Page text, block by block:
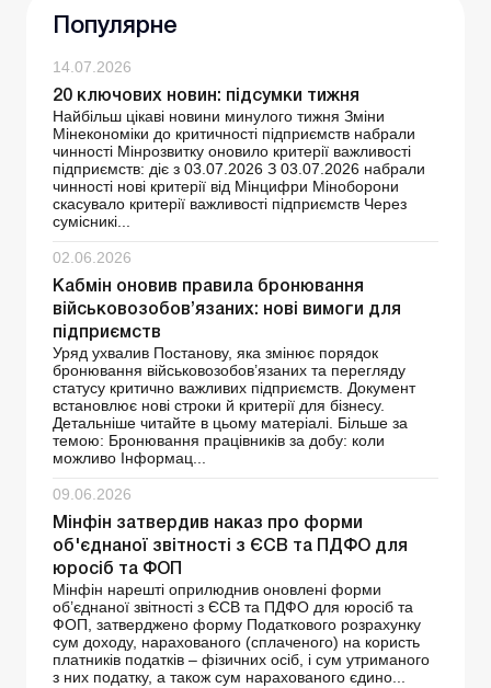
Популярне
14.07.2026
20 ключових новин: підсумки тижня
Найбільш цікаві новини минулого тижня Зміни
Мінекономіки до критичності підприємств набрали
чинності Мінрозвитку оновило критерії важливості
підприємств: діє з 03.07.2026 З 03.07.2026 набрали
чинності нові критерії від Мінцифри Міноборони
скасувало критерії важливості підприємств Через
сумісникі...
02.06.2026
Кабмін оновив правила бронювання
військовозобов’язаних: нові вимоги для
підприємств
Уряд ухвалив Постанову, яка змінює порядок
бронювання військовозобов’язаних та перегляду
статусу критично важливих підприємств. Документ
встановлює нові строки й критерії для бізнесу.
Детальніше читайте в цьому матеріалі. Більше за
темою: Бронювання працівників за добу: коли
можливо Інформац...
09.06.2026
Мінфін затвердив наказ про форми
об'єднаної звітності з ЄСВ та ПДФО для
юросіб та ФОП
Мінфін нарешті оприлюднив оновлені форми
об’єднаної звітності з ЄСВ та ПДФО для юросіб та
ФОП, затверджено форму Податкового розрахунку
сум доходу, нарахованого (сплаченого) на користь
платників податків – фізичних осіб, і сум утриманого
з них податку, а також сум нарахованого єдино...